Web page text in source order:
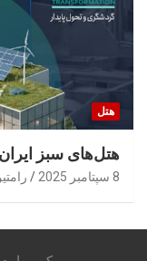
هتل
هتل‌های سبز
8 سپتامبر 2025